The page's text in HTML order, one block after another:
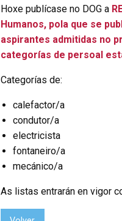
Hoxe publícase no DOG a
Humanos, pola que se
aspirantes admitidas no
categorías de persoal
Categorías de:
calefactor/a
condutor/a
electricista
fontaneiro/a
mecánico/a
As listas entrarán en vigor